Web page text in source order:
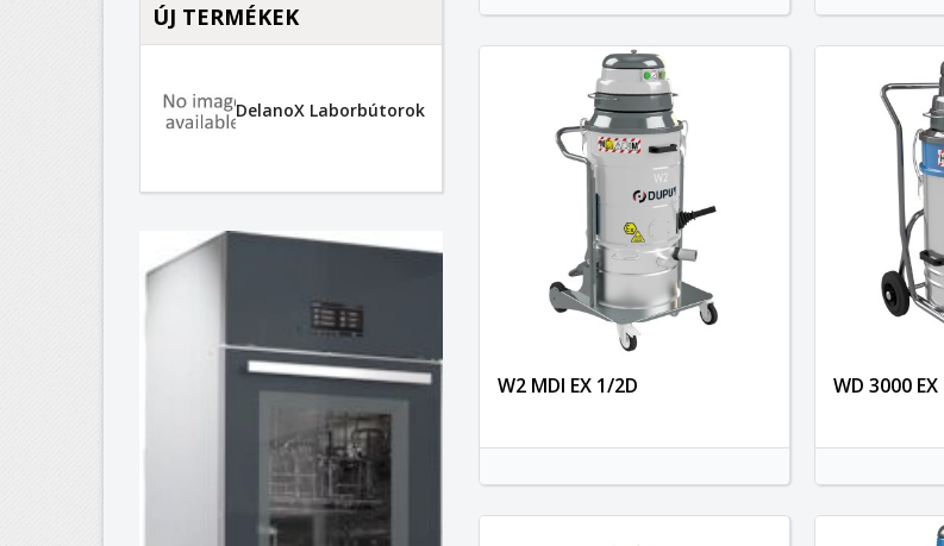
ÚJ TERMÉKEK
DelanoX Laborbútorok
W2 MDI EX 1/2D WD 3000